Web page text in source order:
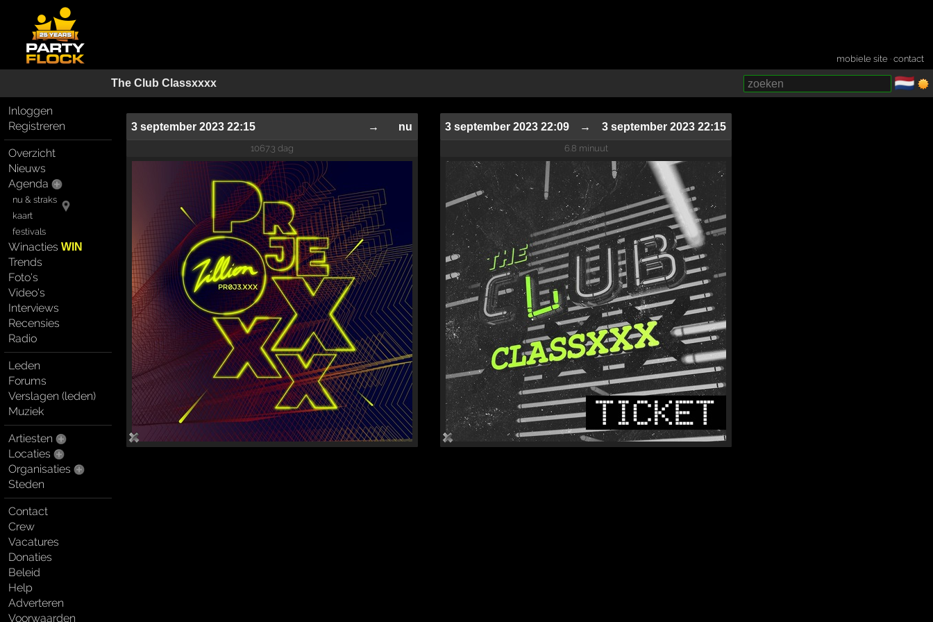
mobiele site ·contact
The Club Classxxxx 🇳🇱
Inloggen
Registreren
Overzicht
Nieuws
Agenda
nu & straks
kaart
festivals
WinactiesWIN
Trends
Foto's
Video's
Interviews
Recensies
Radio
Leden
Forums
Verslagen (leden)
Muziek
Artiesten
Locaties
Organisaties
Steden
Contact
Crew
Vacatures
Donaties
Beleid
Help
Adverteren
Voorwaarden
3 september 2023 22:15 → nu
1067.3 dag
3 september 2023 22:09 → 3 september 2023 22:15
6.8 minuut